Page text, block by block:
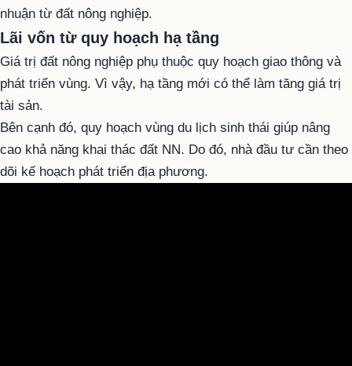
nhuận từ đất nông nghiệp.
Lãi vốn từ quy hoạch hạ tầng
Giá trị đất nông nghiệp phụ thuộc quy hoạch giao thông và
phát triển vùng. Vì vậy, hạ tầng mới có thể làm tăng giá trị
tài sản.
Bên cạnh đó, quy hoạch vùng du lịch sinh thái giúp nâng
cao khả năng khai thác đất NN. Do đó, nhà đầu tư cần theo
dõi kế hoạch phát triển địa phương.